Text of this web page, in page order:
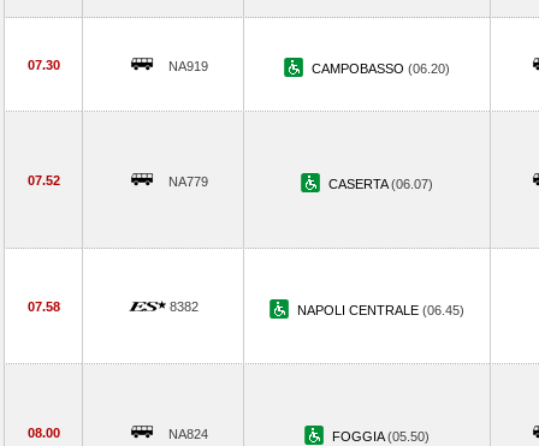
07.30 NA919 CAMPOBASSO (06.20)
07.52 NA779 CASERTA(06.07)
07.58 8382 NAPOLI CENTRALE (06.45)
08.00 NA824 FOGGIA(05.50)